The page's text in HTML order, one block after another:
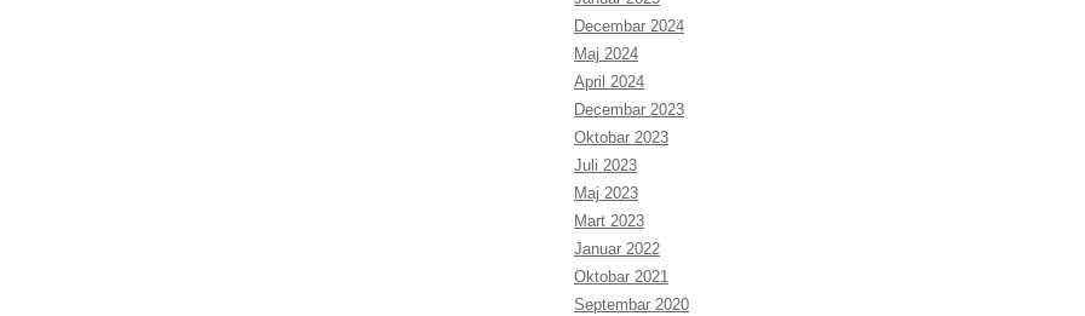
Decembar 2024
Maj 2024
April 2024
Decembar 2023
Oktobar 2023
Juli 2023
Maj 2023
Mart 2023
Januar 2022
Oktobar 2021
Septembar 2020